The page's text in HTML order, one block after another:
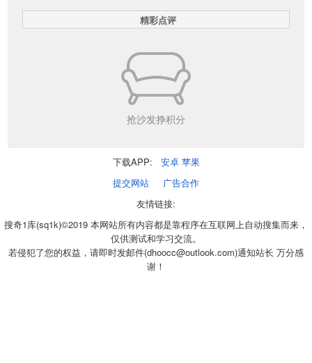
精彩点评
抢沙发挣积分
下载APP: 安卓 苹果
提交网站
广告合作
友情链接:
搜奇1库(sq1k)©2019 本网站所有内容都是靠程序在互联网上自动搜集而来，
仅供测试和学习交流。
若侵犯了您的权益，请即时发邮件(dhoocc@outlook.com)通知站长 万分感
谢！